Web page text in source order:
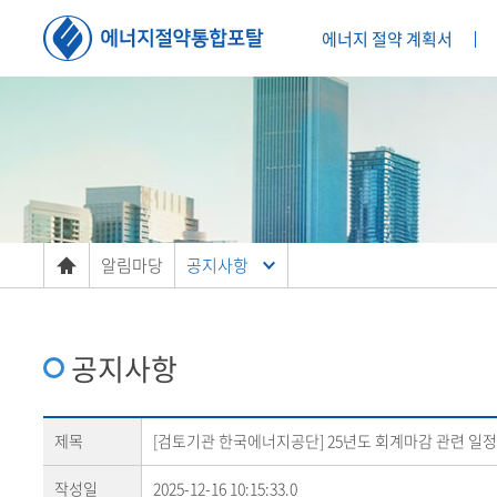
에너지 절약 계획서
알림마당 공지사항
공지사항
제목 [검토기관 한국에너지공단] 25년도 회계마감 관련 일
작성일 2025-12-16 10:15:33.0